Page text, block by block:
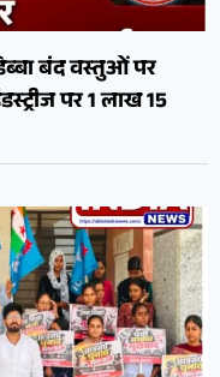
बंद वस्तुओं पर
पर 1 लाख 15